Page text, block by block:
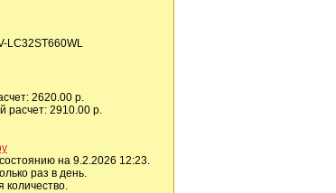
LC32ST660WL
2620.00 р.
расчет: 2910.00 р.
на 9.2.2026 12:23.
раз в день.